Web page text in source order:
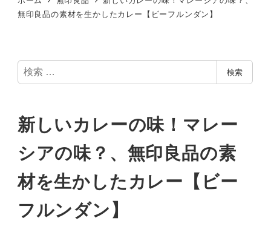
無印良品の素材を生かしたカレー【ビーフルンダン】
検
索
検索
新しいカレーの味！マレー
シアの味？、無印良品の素
材を生かしたカレー【ビー
フルンダン】